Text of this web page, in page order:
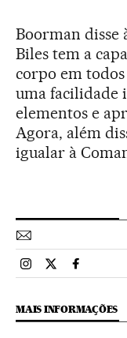
Boorman disse
Biles tem a
corpo em
uma facilidade
elementos e
Agora, além
igualar à
Esportes El País
Esportes El
Esportes
MAIS INFORMAÇÕES